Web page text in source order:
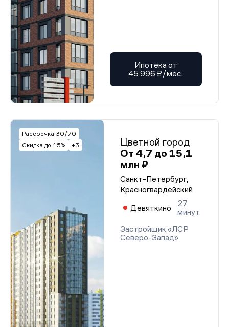
Ипотека от
45 996 ₽/мес.
Рассрочка 30/70
Скидка до 15%
+3
Цветной город
От 4,7 до 15,1
млн ₽
Санкт-Петербург,
Красногвардейский
Девяткино
27
минут
Застройщик «ЛСР
Северо-Запад»